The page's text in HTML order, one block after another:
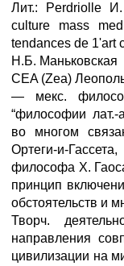
Лит.: Perdriolle
culture mass
tendances de 1'art
Н.Б. Маньковская
CEA (Zea)
— мекс.
“философии
во многом
Ортеги-и-
философа X.
принцип
обстоятельств и
Творч.
направления
цивилизации на